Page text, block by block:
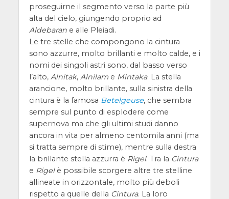
proseguirne il segmento verso la parte più
alta del cielo, giungendo proprio ad
Aldebarane alle Pleiadi.
Le tre stelle che compongono la cintura
sono azzurre, molto brillanti e molto calde, e i
nomi dei singoli astri sono, dal basso verso
l’alto, Alnitak, Alnilame Mintaka. La stella
arancione, molto brillante, sulla sinistra della
cintura è la famosa Betelgeuse, che sembra
sempre sul punto di esplodere come
supernova ma che gli ultimi studi danno
ancora in vita per almeno centomila anni (ma
si tratta sempre di stime), mentre sulla destra
la brillante stella azzurra è Rigel. Tra la Cintura
e Rigelè possibile scorgere altre tre stelline
allineate in orizzontale, molto più deboli
rispetto a quelle della Cintura. La loro